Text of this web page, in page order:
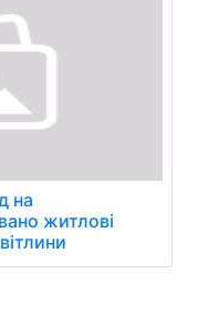
на
житлові